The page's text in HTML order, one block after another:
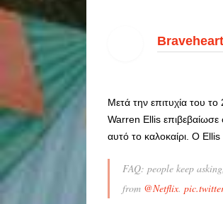
Μετά την επιτυχία του
Warren Ellis επιβεβαίωσε
αυτό το καλοκαίρι. Ο
FAQ: people keep
from @Netflix.